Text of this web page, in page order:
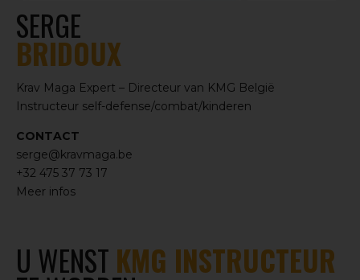
SERGE
BRIDOUX
Krav Maga Expert – Directeur van KMG België
Instructeur self-defense/combat/kinderen
CONTACT
serge@kravmaga.be
+32 475 37 73 17
Meer infos
U WENST KMG INSTRUCTEUR